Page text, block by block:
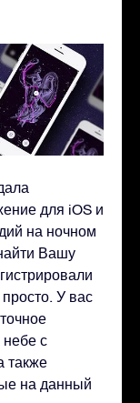
для iOS и
на ночном
Вашу
У вас
с
также
на данный